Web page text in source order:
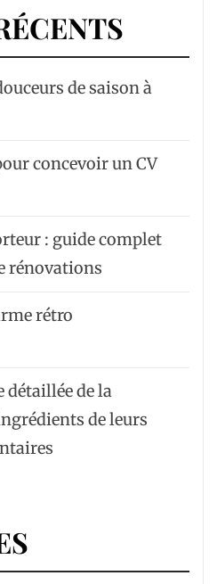
de saison à
concevoir un CV
: guide complet
rénovations
rétro
détaillée de la
de leurs